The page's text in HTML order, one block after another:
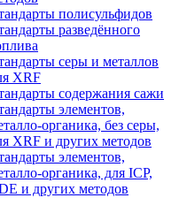
полисульфидов
разведённого
серы и металлов
XRF
содержания сажи
элементов,
органика, без серы,
XRF и других методов
элементов,
органика, для ICP,
и других методов